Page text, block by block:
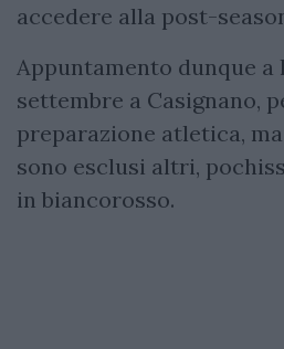
accedere alla post-
Appuntamento dunque
settembre a Casignano,
preparazione atletica,
sono esclusi altri,
in biancorosso.